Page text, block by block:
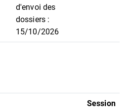
d'envoi des
dossiers :
15/10/2026
Session